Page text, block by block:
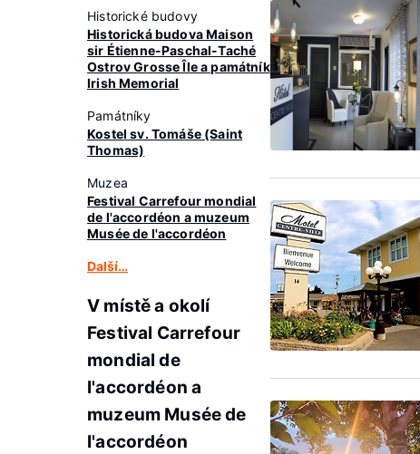
Historické budovy
Historická budova Maison
sir Étienne-Paschal-Taché
Ostrov Grosse Île a památník
Irish Memorial
Památníky
Kostel sv. Tomáše (Saint
Thomas)
Muzea
Festival Carrefour mondial
de l'accordéon a muzeum
Musée de l'accordéon
Další…
V místě a okolí
Festival Carrefour
mondial de
l'accordéon a
muzeum Musée de
l'accordéon